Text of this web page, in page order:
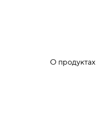
О продуктах